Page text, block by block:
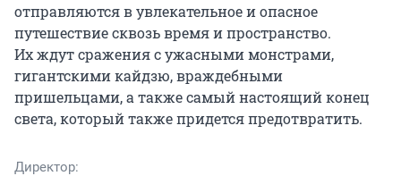
отправляются в увлекательное и опасное
путешествие сквозь время и пространство.
Их ждут сражения с ужасными монстрами,
гигантскими кайдзю, враждебными
пришельцами, а также самый настоящий конец
света, который также придется предотвратить.
Директор: